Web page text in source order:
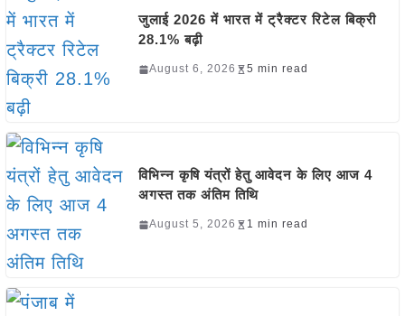
जुलाई 2026 में भारत में ट्रैक्टर रिटेल बिक्री
28.1% बढ़ी
August 6, 2026 5 min read
विभिन्न कृषि यंत्रों हेतु आवेदन के लिए आज 4
अगस्त तक अंतिम तिथि
August 5, 2026 1 min read